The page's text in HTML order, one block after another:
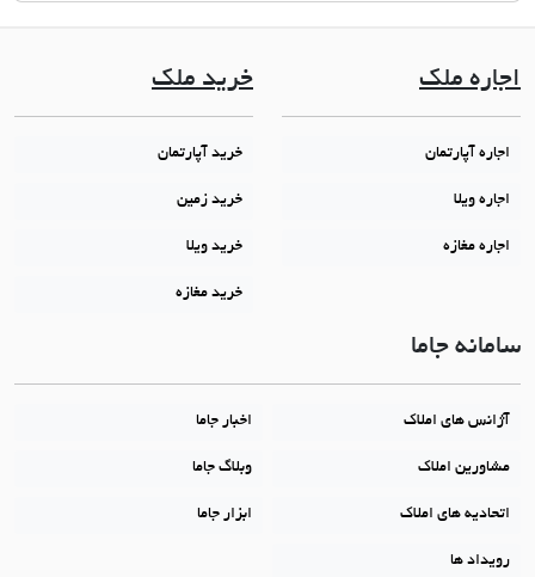
اجاره ملک
اجاره آپارتمان
اجاره ویلا
اجاره مغازه
خرید ملک
خرید آپارتمان
خرید زمین
خرید ویلا
خرید مغازه
سامانه جاما
آژانس های املاک اخبار جاما
مشاورین املاک وبلاگ جاما
اتحادیه های املاک ابزار جاما
رویداد ها